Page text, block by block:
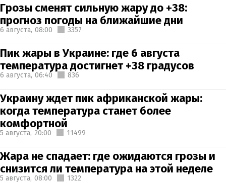
Грозы сменят сильную жару до +38:
прогноз погоды на ближайшие дни
6 августа, 08:00 3357
Пик жары в Украине: где 6 августа
температура достигнет +38 градусов
6 августа, 06:40 836
Украину ждет пик африканской жары:
когда температура станет более
комфортной
5 августа, 20:00 11499
Жара не спадает: где ожидаются грозы и
снизится ли температура на этой неделе
5 августа, 08:00 1322